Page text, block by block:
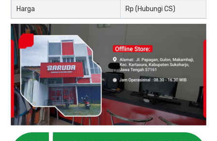
Harga Rp (Hubungi CS)